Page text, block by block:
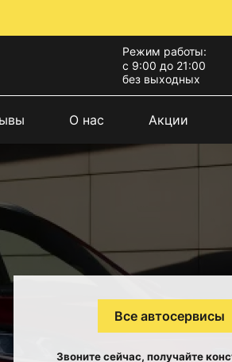
Режим работы:
с 9:00 до 21:00
без выходных
О нас Акции
Все автосервисы
Звоните сейчас, получайте